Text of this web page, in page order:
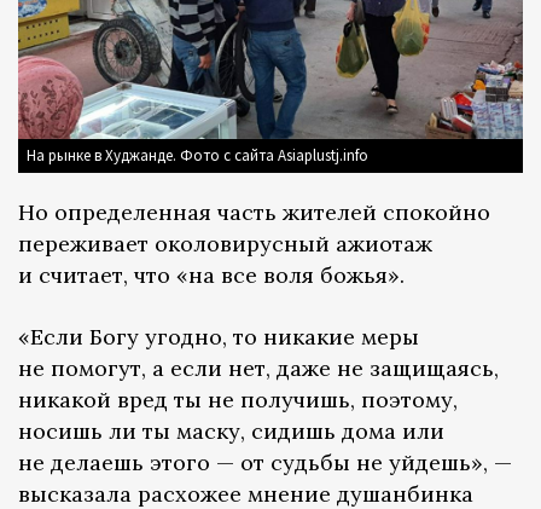
На рынке в Худжанде. Фото с сайта Asiaplustj.info
Но определенная часть жителей спокойно
переживает околовирусный ажиотаж
и считает, что «на все воля божья».
«Если Богу угодно, то никакие меры
не помогут, а если нет, даже не защищаясь,
никакой вред ты не получишь, поэтому,
носишь ли ты маску, сидишь дома или
не делаешь этого — от судьбы не уйдешь», —
высказала расхожее мнение душанбинка